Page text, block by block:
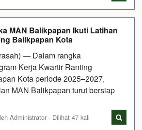
MAN Balikpapan Ikuti Latihan
Balikpapan Kota
— Dalam rangka
Kerja Kwartir Ranting
Kota periode 2025–2027,
MAN Balikpapan turut bersiap
Administrator - Dilihat 47 kali